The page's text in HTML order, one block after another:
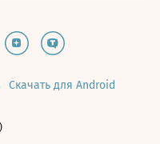
Скачать для Android